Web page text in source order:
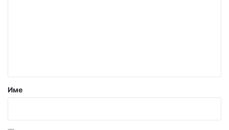
р
Име